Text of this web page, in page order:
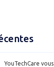
YouTechCare vous